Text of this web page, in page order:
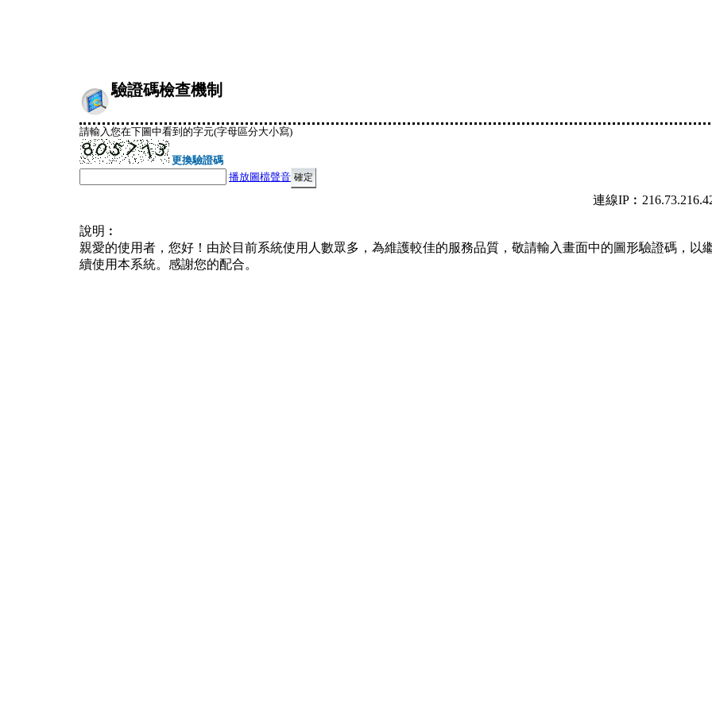
驗證碼檢查機制
請輸入您在下圖中看到的字元(字母區分大小寫)
更換驗證碼
播放圖檔聲音
連線
說明︰
親愛的使用者，您好！由於目前系統使用人數眾多，為維護較佳的服務品質，敬請輸入畫面中的圖形驗證碼，以
續使用本系統。感謝您的配合。